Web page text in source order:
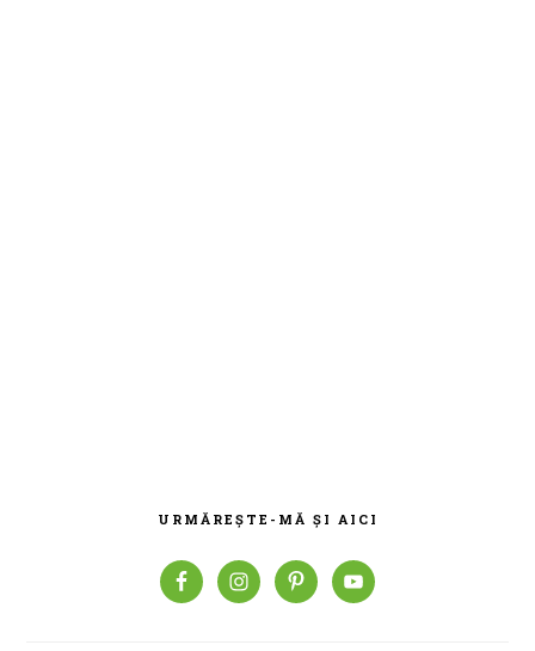
URMĂREȘTE-MĂ ȘI AICI